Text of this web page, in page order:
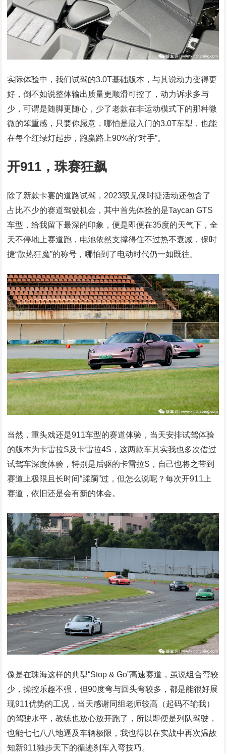
实际体验中，我们试驾的3.0T基础版本，与其说动力变得更
好，倒不如说整体输出质量更顺滑可控了，动力诉求多与
少，可谓是随脚更随心，少了老款在非运动模式下的那种微
微的笨重感，只要你愿意，哪怕是最入门的3.0T车型，也能
在每个红绿灯起步，跑赢路上90%的“对手”。
开911，珠赛狂飙
除了新款卡宴的道路试驾，2023驭见保时捷活动还包含了
占比不少的赛道驾驶机会，其中首先体验的是Taycan GTS
车型，给我留下最深的印象，便是即便在35度的天气下，全
天不停地上赛道跑，电池依然支撑得住不过热不衰减，保时
捷“散热狂魔”的称号，哪怕到了电动时代仍一如既往。
当然，重头戏还是911车型的赛道体验，当天安排试驾体验
的版本为卡雷拉S及卡雷拉4S，这两款车其实我也多次借过
试驾车深度体验，特别是后驱的卡雷拉S，自己也将之带到
赛道上极限且长时间“蹂躏”过，但怎么说呢？每次开911上
赛道，依旧还是会有新的体会。
像是在珠海这样的典型“Stop & Go”高速赛道，虽说组合弯较
少，操控乐趣不强，但90度弯与回头弯较多，都是能很好展
现911优势的工况，当天感谢同组老师较高（起码不输我）
的驾驶水平，教练也放心放开跑了，所以即便是列队驾驶，
也能七七八八地逼及车辆极限，我也得以在实战中再次温故
知新911独步天下的循迹刹车入弯技巧。